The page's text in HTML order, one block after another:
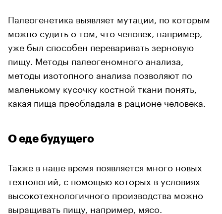
Палеогенетика выявляет мутации, по которым
можно судить о том, что человек, например,
уже был способен переваривать зерновую
пищу. Методы палеогеномного анализа,
методы изотопного анализа позволяют по
маленькому кусочку костной ткани понять,
какая пища преобладала в рационе человека.
О еде будущего
Также в наше время появляется много новых
технологий, с помощью которых в условиях
высокотехнологичного производства можно
выращивать пищу, например, мясо.